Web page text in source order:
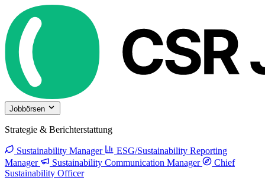
Jobbörsen
Strategie & Berichterstattung
Sustainability Manager
ESG/Sustainability Reporting
Manager
Sustainability Communication Manager
Chief
Sustainability Officer